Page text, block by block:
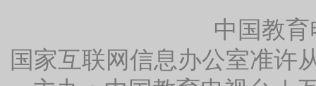
中国教
国家互联网信息办公室准许